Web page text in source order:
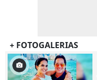
+ FOTOGALERIAS